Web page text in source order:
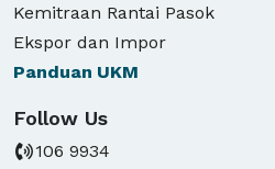
Kemitraan Rantai Pasok
Ekspor dan Impor
Panduan UKM
Follow Us
106 9934